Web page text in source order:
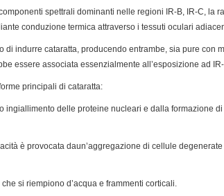
spettrali dominanti nelle regioni IR-B, IR-C, la
conduzione termica attraverso i tessuti oculari
indurre cataratta, producendo entrambe, sia pure con
essere associata essenzialmente all’esposizione ad
principali di cataratta:
ingiallimento delle proteine nucleari e dalla formazione
è provocata daun’aggregazione di cellule
si riempiono d’acqua e frammenti corticali.